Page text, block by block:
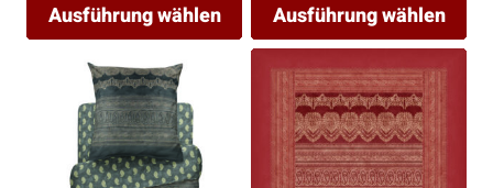
Ausführung wählen
Produkt
mehrere
Varianten
Ausführung wählen
Dieses
Produkt
weist
mehrere
Varianten